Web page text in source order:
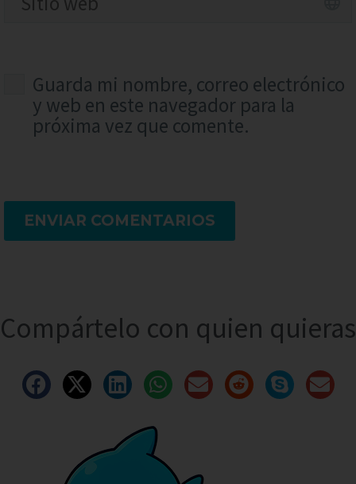
Guarda mi nombre, correo electrónico
y web en este navegador para la
próxima vez que comente.
ENVIAR COMENTARIOS
Compártelo con quien quieras